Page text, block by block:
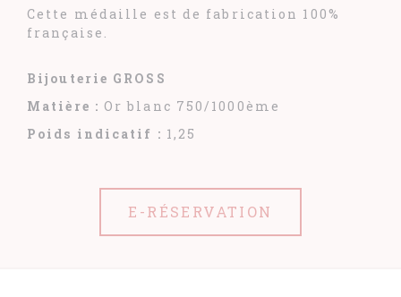
Cette médaille est de fabrication 100%
française.
Bijouterie GROSS
Matière : Or blanc 750/1000ème
Poids indicatif : 1,25
E-RÉSERVATION